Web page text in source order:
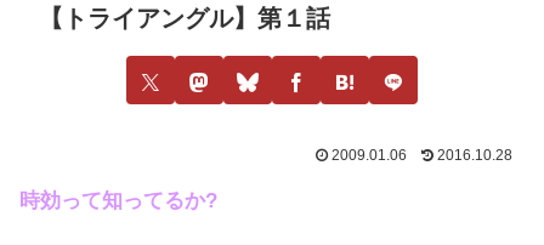
【トライアングル】第１話
2009.01.06 2016.10.28
時効って知ってるか?